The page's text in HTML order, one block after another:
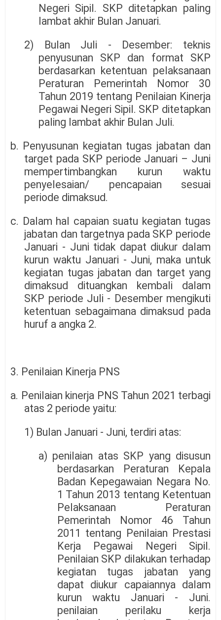
Negeri Sipil. SKP ditetapkan paling
lambat akhir Bulan Januari.
2) Bulan Juli - Desember: teknis
penyusunan SKP dan format SKP
berdasarkan ketentuan pelaksanaan
Peraturan Pemerintah Nomor 30
Tahun 2019 tentang Penilaian Kinerja
Pegawai Negeri Sipil. SKP ditetapkan
paling lambat akhir Bulan Juli.
b. Penyusunan kegiatan tugas jabatan dan
target pada SKP periode Januari – Juni
mempertimbangkan kurun waktu
penyelesaian/ pencapaian sesuai
periode dimaksud.
c. Dalam hal capaian suatu kegiatan tugas
jabatan dan targetnya pada SKP periode
Januari - Juni tidak dapat diukur dalam
kurun waktu Januari - Juni, maka untuk
kegiatan tugas jabatan dan target yang
dimaksud dituangkan kembali dalam
SKP periode Juli - Desember mengikuti
ketentuan sebagaimana dimaksud pada
huruf a angka 2.
3. Penilaian Kinerja PNS
a. Penilaian kinerja PNS Tahun 2021 terbagi
atas 2 periode yaitu:
1) Bulan Januari - Juni, terdiri atas:
a) penilaian atas SKP yang disusun
berdasarkan Peraturan Kepala
Badan Kepegawaian Negara No.
1 Tahun 2013 tentang Ketentuan
Pelaksanaan Peraturan
Pemerintah Nomor 46 Tahun
2011 tentang Penilaian Prestasi
Kerja Pegawai Negeri Sipil.
Penilaian SKP dilakukan terhadap
kegiatan tugas jabatan yang
dapat diukur capaiannya dalam
kurun waktu Januari - Juni.
penilaian perilaku kerja